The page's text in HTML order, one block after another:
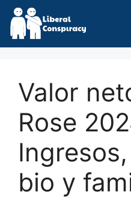
Skip
content
Valor
Rose
bio y